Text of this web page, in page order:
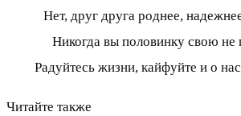
Нет, друг друга роднее,
Никогда вы половинку свою не
Радуйтесь жизни, кайфуйте и о
Читайте также